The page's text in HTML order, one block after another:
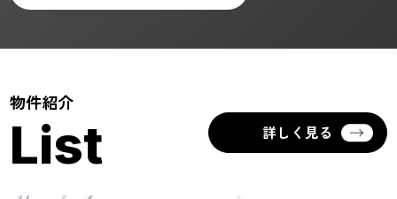
物件紹介
List 詳しく見る